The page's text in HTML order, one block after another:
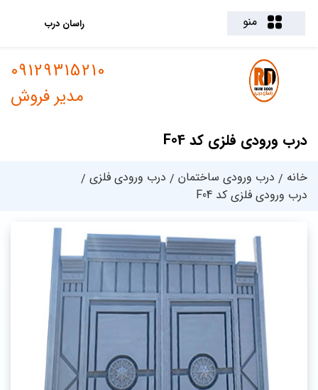
منو راسان درب
درب ورودی فلزی کد F04
09129315210
مدیر فروش
خانه درب ورودی ساختمان
درب ورودی فلزی
درب ورودی فلزی کد F04